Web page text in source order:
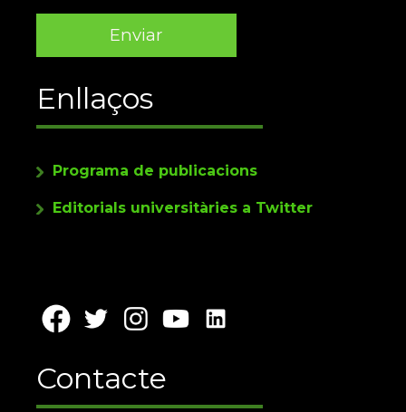
Enllaços
Programa de publicacions
Editorials universitàries a Twitter
Contacte